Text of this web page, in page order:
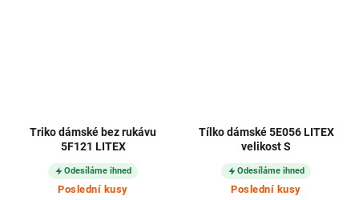
Triko dámské bez rukávu
5F121 LITEX
Odesíláme ihned
Poslední kusy
Tílko dámské 5E056 LITEX
velikost S
Odesíláme ihned
Poslední kusy